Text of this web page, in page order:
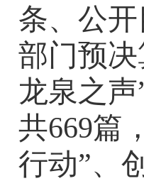
条、公
部门预
龙泉之声
共669篇
行动”、